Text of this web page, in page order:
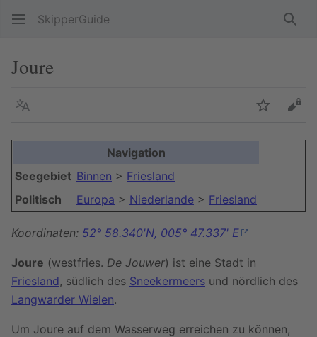
SkipperGuide
Joure
Sprache
Navigation
Seegebiet Binnen > Friesland
Politisch
Europa > Niederlande > Friesland
Koordinaten: 52° 58.340'N, 005° 47.337' E
Joure (westfries. De Jouwer) ist eine Stadt in
Friesland, südlich des Sneekermeers und nördlich des
Langwarder Wielen.
Um Joure auf dem Wasserweg erreichen zu können,